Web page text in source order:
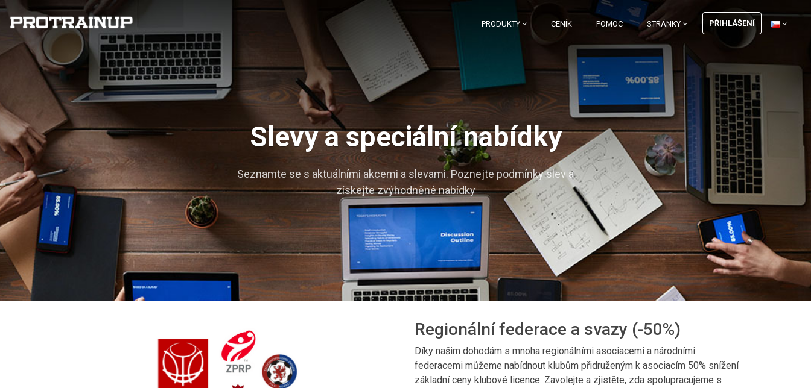
PRODUKTY CENÍK POMOC STRÁNKY PŘIHLÁŠENÍ
Slevy a speciální nabídky
Seznamte se s aktuálními akcemi a slevami. Poznejte podmínky slev a
získejte zvýhodněné nabídky
Regionální federace a svazy (-50%)
Díky našim dohodám s mnoha regionálními asociacemi a národními
federacemi můžeme nabídnout klubům přidruženým k asociacím 50% snížení
základní ceny klubové licence. Zavolejte a zjistěte, zda spolupracujeme s